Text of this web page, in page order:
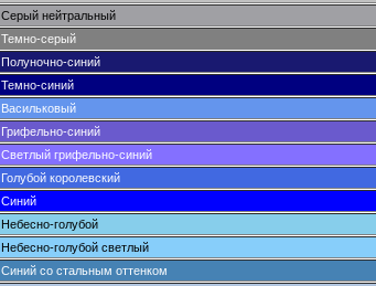
Серый нейтральный
Темно-серый
Полуночно-синий
Темно-синий
Васильковый
Грифельно-синий
Светлый грифельно-синий
Голубой королевский
Синий
Небесно-голубой
Небесно-голубой светлый
Синий со стальным оттенком